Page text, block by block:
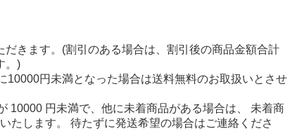
だきます。(割引のある場合は、割引後の商品金額合計
。)
10000円未満となった場合は送料無料のお取扱いとさせ
10000 円未満で、他に未着商品がある場合は、 未着商
たします。 待たずに発送希望の場合はご連絡くださ